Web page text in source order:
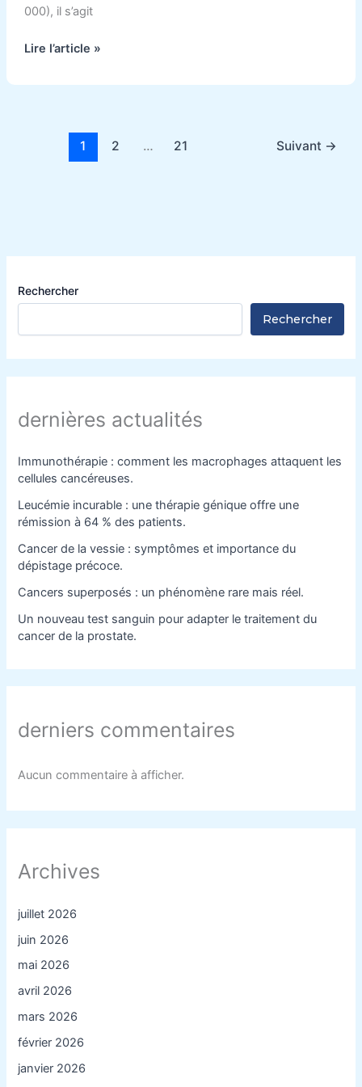
000), il s’agit
Lire l’article »
1 2 … 21 Suivant →
Rechercher
Rechercher
dernières actualités
Immunothérapie : comment les macrophages attaquent les
cellules cancéreuses.
Leucémie incurable : une thérapie génique offre une
rémission à 64 % des patients.
Cancer de la vessie : symptômes et importance du
dépistage précoce.
Cancers superposés : un phénomène rare mais réel.
Un nouveau test sanguin pour adapter le traitement du
cancer de la prostate.
derniers commentaires
Aucun commentaire à afficher.
Archives
juillet 2026
juin 2026
mai 2026
avril 2026
mars 2026
février 2026
janvier 2026